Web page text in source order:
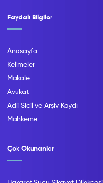
Faydalı Bilgiler
Anasayfa
Kelimeler
Makale
Avukat
Adli Sicil ve Arşiv Kaydı
Mahkeme
Çok Okunanlar